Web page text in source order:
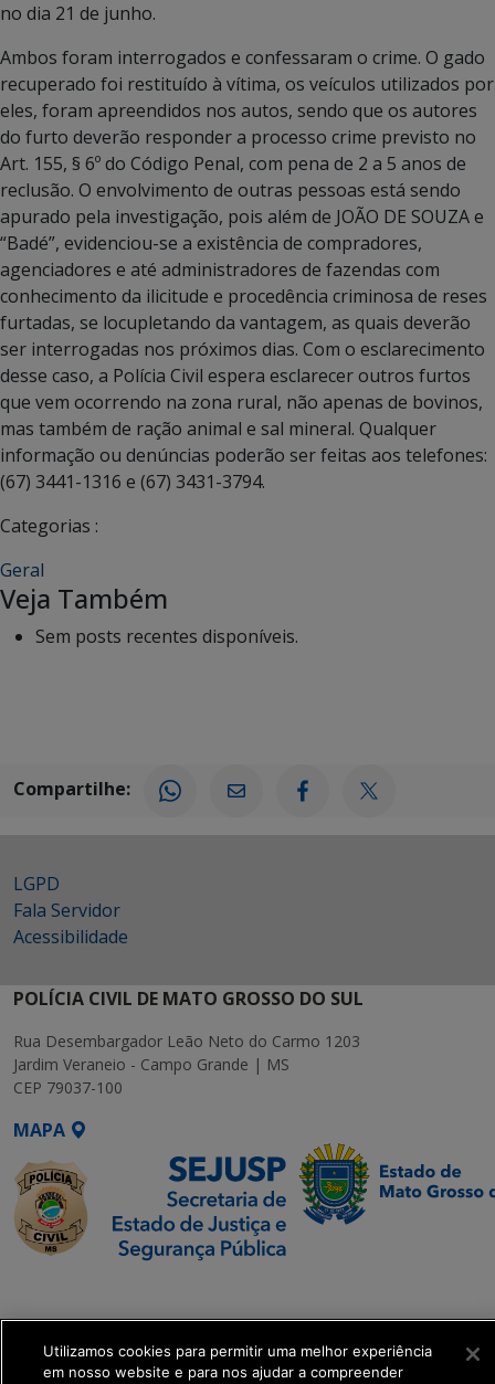
no dia 21 de junho.
Ambos foram interrogados e confessaram o crime. O gado
recuperado foi restituído à vítima, os veículos utilizados por
eles, foram apreendidos nos autos, sendo que os autores
do furto deverão responder a processo crime previsto no
Art. 155, § 6º do Código Penal, com pena de 2 a 5 anos de
reclusão. O envolvimento de outras pessoas está sendo
apurado pela investigação, pois além de JOÃO DE SOUZA e
“Badé”, evidenciou-se a existência de compradores,
agenciadores e até administradores de fazendas com
conhecimento da ilicitude e procedência criminosa de reses
furtadas, se locupletando da vantagem, as quais deverão
ser interrogadas nos próximos dias. Com o esclarecimento
desse caso, a Polícia Civil espera esclarecer outros furtos
que vem ocorrendo na zona rural, não apenas de bovinos,
mas também de ração animal e sal mineral. Qualquer
informação ou denúncias poderão ser feitas aos telefones:
(67) 3441-1316 e (67) 3431-3794.
Categorias :
Geral
Veja Também
Sem posts recentes disponíveis.
Compartilhe:
LGPD
Fala Servidor
Acessibilidade
POLÍCIA CIVIL DE MATO GROSSO DO SUL
Rua Desembargador Leão Neto do Carmo 1203
Jardim Veraneio - Campo Grande | MS
CEP 79037-100
MAPA
Executiva de
Transformação Digital
Utilizamos cookies para permitir uma melhor experiência
em nosso website e para nos ajudar a compreender